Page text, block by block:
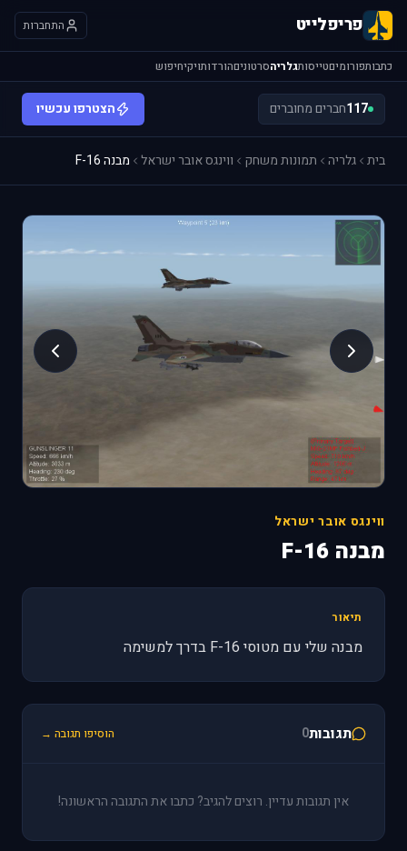
פריפלייט התחברות
כתבותפורומיםטייסותגלריהסרטוניםהורדותויקיחיפוש
117חברים מחוברים הצטרפו עכשיו
בית גלריה תמונות משחק ווינגס אובר ישראל מבנה F-16
ווינגס אובר ישראל
מבנה F-16
תיאור
מבנה שלי עם מטוסי F-16 בדרך למשימה
תגובות0 הוסיפו תגובה →
אין תגובות עדיין. רוצים להגיב? כתבו את התגובה הראשונה!